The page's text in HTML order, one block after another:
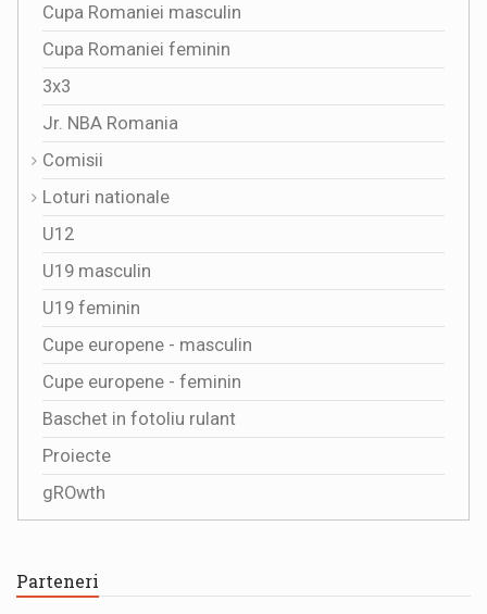
Cupa Romaniei masculin
Cupa Romaniei feminin
3x3
Jr. NBA Romania
Comisii
Loturi nationale
U12
U19 masculin
U19 feminin
Cupe europene - masculin
Cupe europene - feminin
Baschet in fotoliu rulant
Proiecte
gROwth
Parteneri